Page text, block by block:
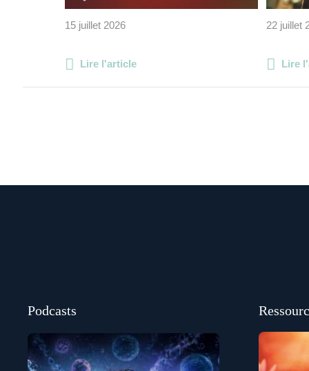
15 juillet 2026
Lire l'article
22 juillet
Lire
Podcasts